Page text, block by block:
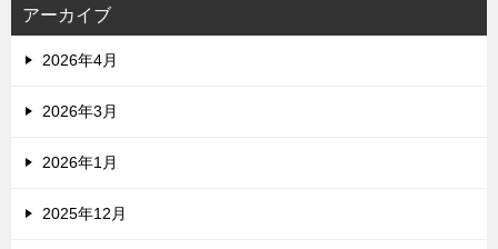
アーカイブ
2026年4月
2026年3月
2026年1月
2025年12月